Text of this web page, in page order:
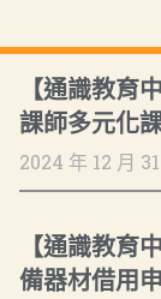
【通識教育
課師多元化
2024 年 12 月
【通識教育
備器材借用